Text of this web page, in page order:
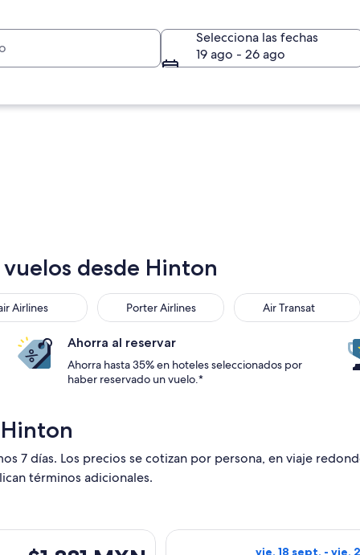
Selecciona las fechas
19 ago - 26 ago
desde Hinton
Airlines Porter Airlines Air Transat
Ahorra al reservar
Ahorra hasta 35% en hoteles seleccionados por
haber reservado un vuelo.*
7 días. Los precios se cotizan por persona, en viaje
términos adicionales.
el sáb, 19 sept. desde Edmonton hacia Vancouver, con
vie, 18 sept. - vie,
Seleccionar vuelo